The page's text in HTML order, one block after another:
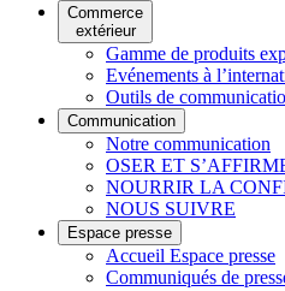
Commerce
extérieur
Gamme de produits
Evénements à
Outils de
Communication
Notre communication
OSER ET
NOURRIR LA
NOUS SUIVRE
Espace presse
Accueil Espace presse
Communiqués de